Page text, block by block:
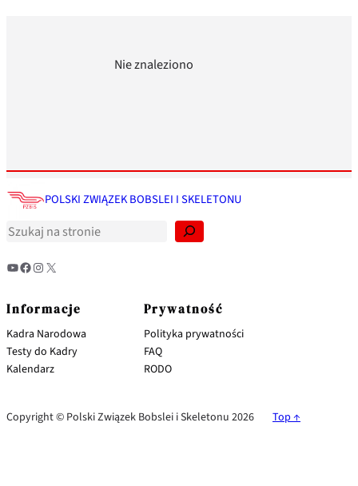
Nie znaleziono
POLSKI ZWIĄZEK BOBSLEI I SKELETONU
S
z
k
jYouTube Facebook Instagram X
Informacje
Kadra Narodowa
Testy do Kadry
Kalendarz
Prywatność
Polityka prywatności
FAQ
RODO
Copyright © Polski Związek Bobslei i Skeletonu 2026 Top ↑